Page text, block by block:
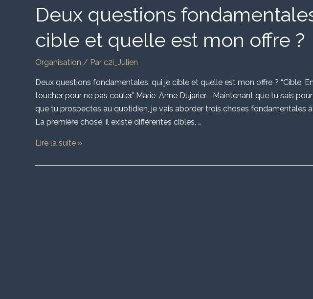
Deux questions
cible et quelle est mon offre ?
Organisation / Par c2i_Julien
Deux questions fondamentales, qui je cible et quelle est mon offre ? “Cible.
toucher pour ne pas couler.” Marie-Anne Dujarier. Maintenant que tu sais
que tu prospectes au quotidien, je vais aborder trois choses fondamentales
La première chose, il existe différentes cibles, …
Lire la suite »